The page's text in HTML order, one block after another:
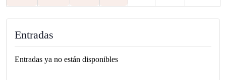
Entradas
Entradas ya no están disponibles